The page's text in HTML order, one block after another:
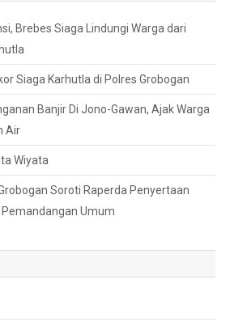
Brebes Siaga Lindungi Warga dari
Siaga Karhutla di Polres Grobogan
Banjir Di Jono-Gawan, Ajak Warga
Air
Wiyata
Soroti Raperda Penyertaan
Pemandangan Umum